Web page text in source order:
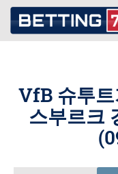
VfB 슈투
스부르크
(